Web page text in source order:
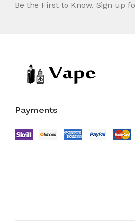
Be the First to Know. Sign up
Payments